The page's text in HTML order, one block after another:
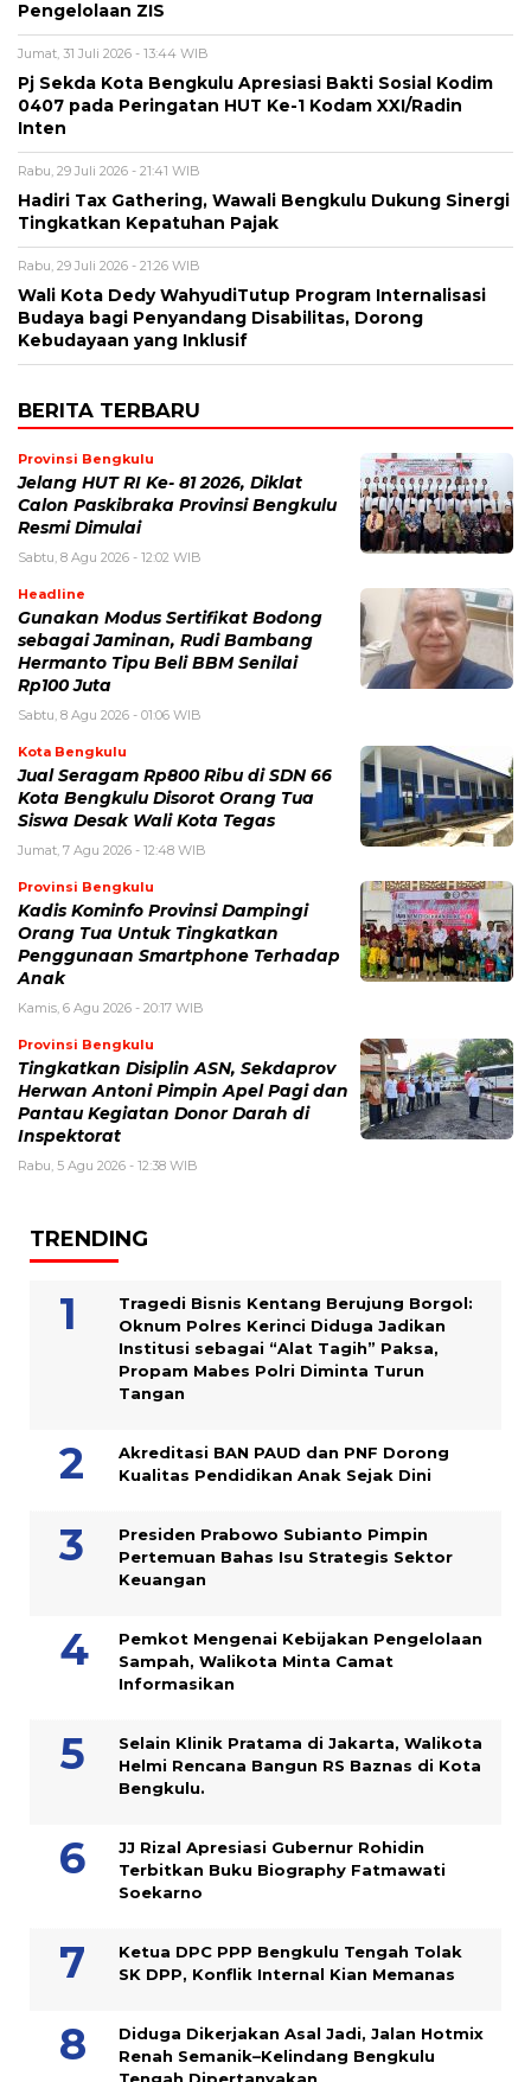
Pengelolaan ZIS
Jumat, 31 Juli 2026 - 13:44 WIB
Pj Sekda Kota Bengkulu Apresiasi Bakti Sosial Kodim
0407 pada Peringatan HUT Ke-1 Kodam XXI/Radin
Inten
Rabu, 29 Juli 2026 - 21:41 WIB
Hadiri Tax Gathering, Wawali Bengkulu Dukung Sinergi
Tingkatkan Kepatuhan Pajak
Rabu, 29 Juli 2026 - 21:26 WIB
Wali Kota Dedy WahyudiTutup Program Internalisasi
Budaya bagi Penyandang Disabilitas, Dorong
Kebudayaan yang Inklusif
BERITA TERBARU
Provinsi Bengkulu
Jelang HUT RI Ke- 81 2026, Diklat
Calon Paskibraka Provinsi Bengkulu
Resmi Dimulai
Sabtu, 8 Agu 2026 - 12:02 WIB
Headline
Gunakan Modus Sertifikat Bodong
sebagai Jaminan, Rudi Bambang
Hermanto Tipu Beli BBM Senilai
Rp100 Juta
Sabtu, 8 Agu 2026 - 01:06 WIB
Kota Bengkulu
Jual Seragam Rp800 Ribu di SDN 66
Kota Bengkulu Disorot Orang Tua
Siswa Desak Wali Kota Tegas
Jumat, 7 Agu 2026 - 12:48 WIB
Provinsi Bengkulu
Kadis Kominfo Provinsi Dampingi
Orang Tua Untuk Tingkatkan
Penggunaan Smartphone Terhadap
Anak
Kamis, 6 Agu 2026 - 20:17 WIB
Provinsi Bengkulu
Tingkatkan Disiplin ASN, Sekdaprov
Herwan Antoni Pimpin Apel Pagi dan
Pantau Kegiatan Donor Darah di
Inspektorat
Rabu, 5 Agu 2026 - 12:38 WIB
TRENDING
Tragedi Bisnis Kentang Berujung Borgol:
Oknum Polres Kerinci Diduga Jadikan
Institusi sebagai “Alat Tagih” Paksa,
Propam Mabes Polri Diminta Turun
Tangan
Akreditasi BAN PAUD dan PNF Dorong
Kualitas Pendidikan Anak Sejak Dini
Presiden Prabowo Subianto Pimpin
Pertemuan Bahas Isu Strategis Sektor
Keuangan
Pemkot Mengenai Kebijakan Pengelolaan
Sampah, Walikota Minta Camat
Informasikan
Selain Klinik Pratama di Jakarta, Walikota
Helmi Rencana Bangun RS Baznas di Kota
Bengkulu.
JJ Rizal Apresiasi Gubernur Rohidin
Terbitkan Buku Biography Fatmawati
Soekarno
Ketua DPC PPP Bengkulu Tengah Tolak
SK DPP, Konflik Internal Kian Memanas
Diduga Dikerjakan Asal Jadi, Jalan Hotmix
Renah Semanik–Kelindang Bengkulu